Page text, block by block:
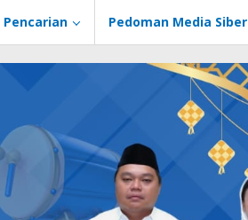
Pencarian Pedoman Media Siber